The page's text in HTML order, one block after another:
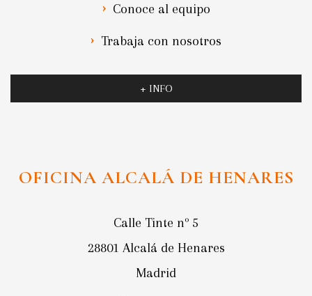
Conoce al equipo
Trabaja con nosotros
+ INFO
OFICINA ALCALÁ DE HENARES
Calle Tinte nº 5
28801 Alcalá de Henares
Madrid